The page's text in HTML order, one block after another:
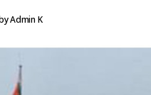
Admin K